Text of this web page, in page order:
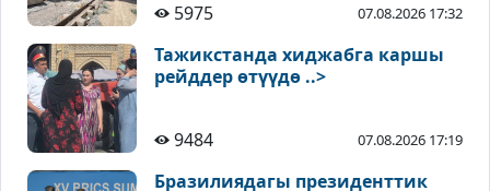
5975
07.08.2026 17:32
Тажикстанда хиджабга каршы
рейддер өтүүдө ..>
9484 07.08.2026 17:19
Бразилиядагы президенттик